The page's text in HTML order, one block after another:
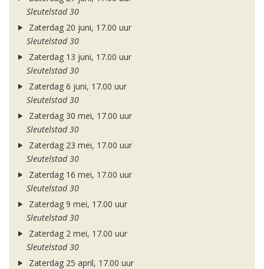
Sleutelstad 30
Zaterdag 20 juni, 17.00 uur
Sleutelstad 30
Zaterdag 13 juni, 17.00 uur
Sleutelstad 30
Zaterdag 6 juni, 17.00 uur
Sleutelstad 30
Zaterdag 30 mei, 17.00 uur
Sleutelstad 30
Zaterdag 23 mei, 17.00 uur
Sleutelstad 30
Zaterdag 16 mei, 17.00 uur
Sleutelstad 30
Zaterdag 9 mei, 17.00 uur
Sleutelstad 30
Zaterdag 2 mei, 17.00 uur
Sleutelstad 30
Zaterdag 25 april, 17.00 uur